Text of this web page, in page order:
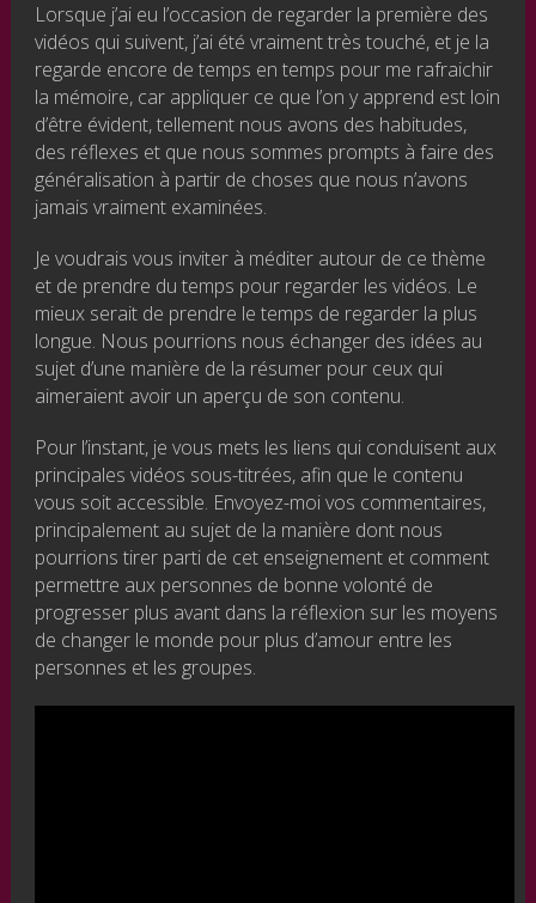
Lorsque j’ai eu l’occasion de regarder la première des
vidéos qui suivent, j’ai été vraiment très touché, et je la
regarde encore de temps en temps pour me rafraichir
la mémoire, car appliquer ce que l’on y apprend est loin
d’être évident, tellement nous avons des habitudes,
des réflexes et que nous sommes prompts à faire des
généralisation à partir de choses que nous n’avons
jamais vraiment examinées.
Je voudrais vous inviter à méditer autour de ce thème
et de prendre du temps pour regarder les vidéos. Le
mieux serait de prendre le temps de regarder la plus
longue. Nous pourrions nous échanger des idées au
sujet d’une manière de la résumer pour ceux qui
aimeraient avoir un aperçu de son contenu.
Pour l’instant, je vous mets les liens qui conduisent aux
principales vidéos sous-titrées, afin que le contenu
vous soit accessible. Envoyez-moi vos commentaires,
principalement au sujet de la manière dont nous
pourrions tirer parti de cet enseignement et comment
permettre aux personnes de bonne volonté de
progresser plus avant dans la réflexion sur les moyens
de changer le monde pour plus d’amour entre les
personnes et les groupes.